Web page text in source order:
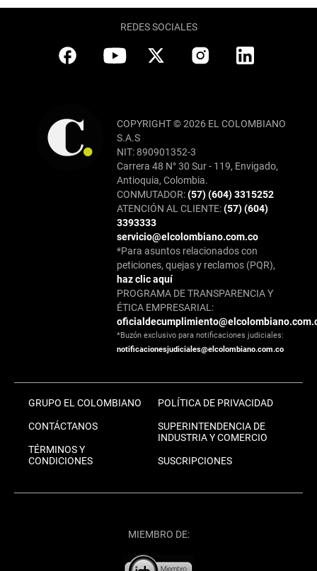
REDES SOCIALES
COPYRIGHT © 2026 EL COLOMBIANO
S.A.S
NIT: 890901352-3
Carrera 48 N° 30 Sur - 119, Envigado,
Antioquia, Colombia.
CONMUTADOR:(57) (604) 3315252
ATENCIÓN AL CLIENTE:(57) (604)
3393333
servicio@elcolombiano.com.co
*Para asuntos relacionados con
peticiones, quejas y reclamos (PQR),
haz clic aquí
PROGRAMA DE TRANSPARENCIA Y
ÉTICA EMPRESARIAL:
*Buzón exclusivo para notificaciones judiciales:
notificacionesjudiciales@elcolombiano.com.co
GRUPO EL COLOMBIANO
CONTÁCTANOS
TÉRMINOS Y
CONDICIONES
POLÍTICA DE PRIVACIDAD
SUPERINTENDENCIA DE
INDUSTRIA Y COMERCIO
SUSCRIPCIONES
MIEMBRO DE: